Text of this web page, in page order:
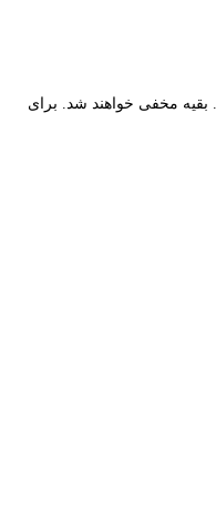
بقیه مخفی خواهند شد. برای